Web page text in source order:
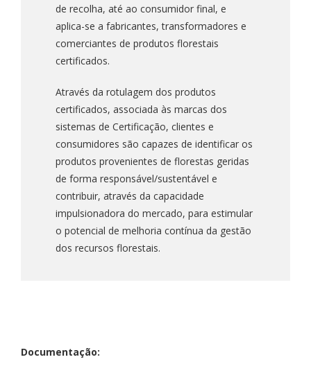
de recolha, até ao consumidor final, e
aplica-se a fabricantes, transformadores e
comerciantes de produtos florestais
certificados.
Através da rotulagem dos produtos
certificados, associada às marcas dos
sistemas de Certificação, clientes e
consumidores são capazes de identificar os
produtos provenientes de florestas geridas
de forma responsável/sustentável e
contribuir, através da capacidade
impulsionadora do mercado, para estimular
o potencial de melhoria contínua da gestão
dos recursos florestais.
Documentação: